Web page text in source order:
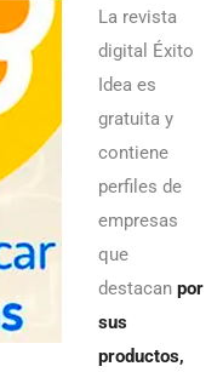
La revista
digital Éxito
Idea es
gratuita y
contiene
perfiles de
empresas
que
destacan por
sus
productos,